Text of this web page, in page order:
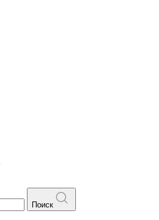
Поиск